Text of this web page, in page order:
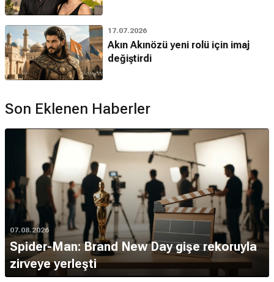
17.07.2026
Akın Akınözü yeni rolü için imaj
değiştirdi
Son Eklenen Haberler
07.08.2026
Spider-Man: Brand New Day gişe rekoruyla
zirveye yerleşti